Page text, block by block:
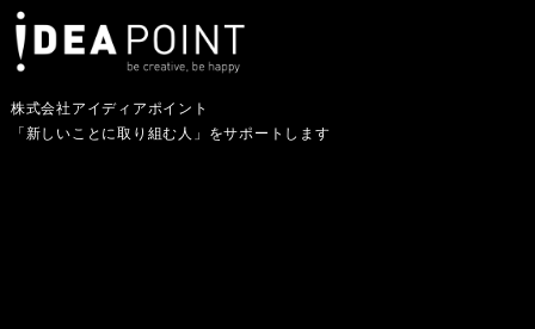
株式会社アイディアポイント
「新しいことに取り組む人」をサポートします